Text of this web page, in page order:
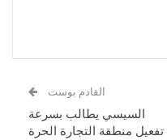
القادم بوست
السيسي يطالب بسرعة
تفعيل منطقة التجارة الحرة